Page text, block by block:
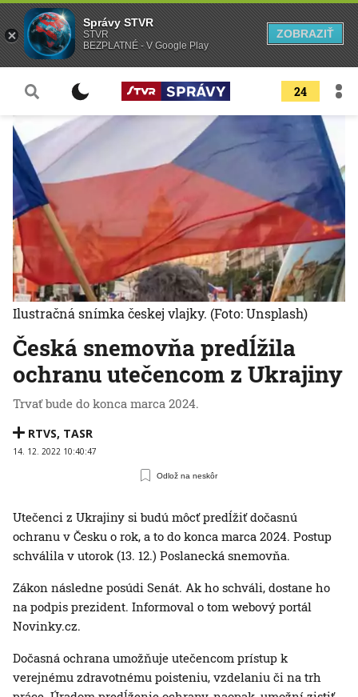
24
Česká snemovňa predĺžila
ochranu utečencom z Ukrajiny
Trvať bude do konca marca 2024.
RTVS, TASR
14. 12. 2022 10:40:47
Odlož na neskôr
Ilustračná snímka českej vlajky. (Foto: Unsplash)
Utečenci z Ukrajiny si budú môcť predĺžiť dočasnú
ochranu v Česku o rok, a to do konca marca 2024. Postup
schválila v utorok (13. 12.) Poslanecká snemovňa.
Zákon následne posúdi Senát. Ak ho schváli, dostane ho
na podpis prezident. Informoval o tom webový portál
Novinky.cz.
Dočasná ochrana umožňuje utečencom prístup k
verejnému zdravotnému poisteniu, vzdelaniu či na trh
Správy STVR
STVR
BEZPLATNÉ - V Google Play
ZOBRAZIŤ